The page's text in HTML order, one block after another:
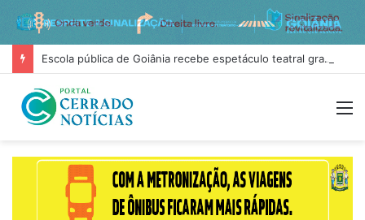
Escola pública de Goiânia recebe espetáculo teatral gratuito na próxima terça-feira (11)